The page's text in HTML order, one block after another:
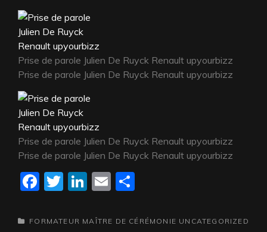
Prise de parole Julien De Ruyck Renault upyourbizz
Prise de parole Julien De Ruyck Renault upyourbizz
Prise de parole Julien De Ruyck Renault upyourbizz
Prise de parole Julien De Ruyck Renault upyourbizz
F
c
T
itt
Li
k
E
ai rt
CATEGORIES
FORMATEUR MAÎTRE DE CÉRÉMONIE UNCATEGORIZED